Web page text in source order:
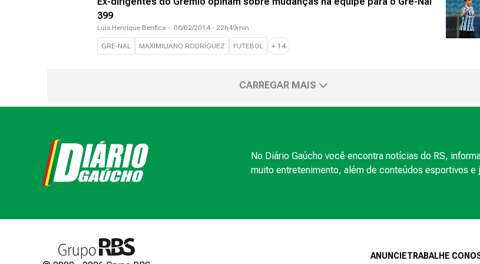
399
Luís Henrique Benfica - 06/02/2014 - 22h49min
GRE-NAL MAXIMILIANO RODRÍGUEZ FUTEBOL + 14
CARREGAR MAIS
No Diário Gaúcho você encontra notícias do RS,
muito entretenimento, além de conteúdos esportivos e
ANUNCIETRABALHE